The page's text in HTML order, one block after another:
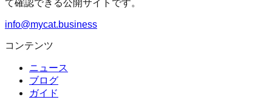
て確認できる公開サイトです。
info@mycat.business
コンテンツ
ニュース
ブログ
ガイド